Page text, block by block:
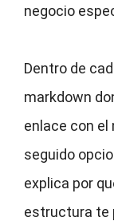
negocio
Dentro de
markdown
enlace con el
seguido
explica por
estructura te